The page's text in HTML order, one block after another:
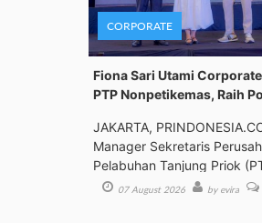
CORPORATE
Fiona Sari Utami
PTP Nonpetikemas, Raih
JAKARTA,
Manager Sekretaris
Pelabuhan Tanjung Priok
07 August 2026 by evira